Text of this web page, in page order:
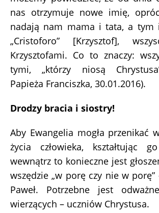
nas otrzymuje nowe imię,
nadają nam mama i tata, a tym
„Cristoforo” [Krzysztof],
Krzysztofami. Co to znaczy:
tymi, „którzy niosą
Papieża Franciszka, 30.01.2016).
Drodzy bracia i siostry!
Aby Ewangelia mogła przenikać
życia człowieka, kształtując
wewnątrz to konieczne jest
wszędzie „w porę czy nie w porę”
Paweł. Potrzebne jest
wierzących – uczniów Chrystusa.